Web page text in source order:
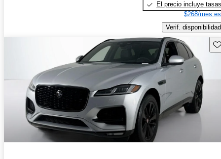
El precio incluye tasas
$268/mes
Verif. disponibilidad